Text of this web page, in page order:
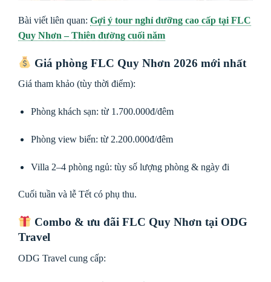
Bài viết liên quan: Gợi ý tour nghỉ dưỡng cao cấp tại FLC
Quy Nhơn – Thiên đường cuối năm
Giá phòng FLC Quy Nhơn 2026 mới nhất
Giá tham khảo (tùy thời điểm):
Phòng khách sạn: từ 1.700.000đ/đêm
Phòng view biển: từ 2.200.000đ/đêm
Villa 2–4 phòng ngủ: tùy số lượng phòng & ngày đi
Cuối tuần và lễ Tết có phụ thu.
Combo & ưu đãi FLC Quy Nhơn tại ODG
Travel
ODG Travel cung cấp: